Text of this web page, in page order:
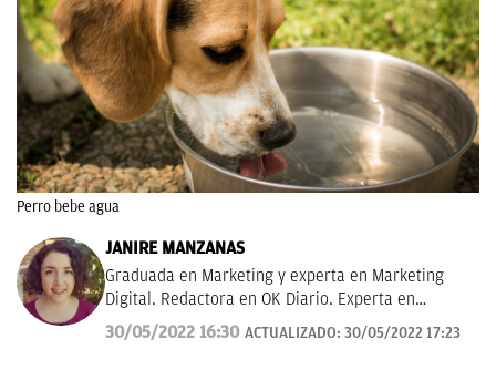
Perro bebe agua
JANIRE MANZANAS
Graduada en Marketing y experta en Marketing
Digital. Redactora en OK Diario. Experta en
curiosidades, mascotas, consumo y Lotería de
Navidad.
30/05/2022 16:30 ACTUALIZADO: 30/05/2022 17:23